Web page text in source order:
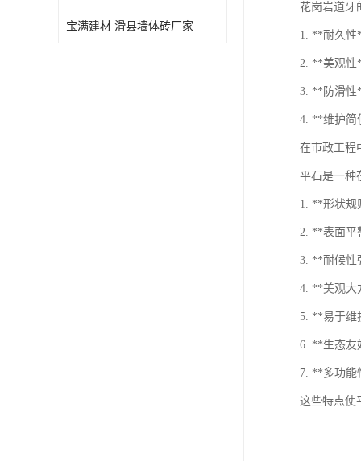
宝满建材 滑县墙体砖厂家
花岗岩道牙
1. **耐久性
2. **美观性
3. **防滑性
4. **维护简
在市政工程
平石是一种
1. **形状规
2. **表面平
3. **耐候性
4. **美观大
5. **易于维
6. **生态友
7. **多功能
这些特点使